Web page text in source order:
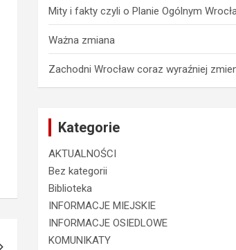
Mity i fakty czyli o Planie Ogólnym
Ważna zmiana
Zachodni Wrocław coraz wyraźniej
Kategorie
AKTUALNOŚCI
Bez kategorii
Biblioteka
INFORMACJE MIEJSKIE
INFORMACJE OSIEDLOWE
KOMUNIKATY